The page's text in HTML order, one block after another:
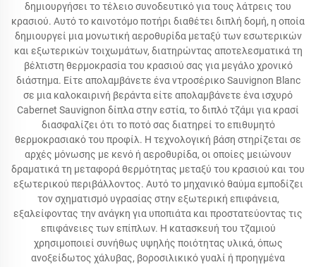
δημιουργήσει το τέλειο συνοδευτικό για τους λάτρεις του
κρασιού. Αυτό το καινοτόμο ποτήρι διαθέτει διπλή δομή, η οποία
δημιουργεί μια μονωτική αεροθυρίδα μεταξύ των εσωτερικών
και εξωτερικών τοιχωμάτων, διατηρώντας αποτελεσματικά τη
βέλτιστη θερμοκρασία του κρασιού σας για μεγάλο χρονικό
διάστημα. Είτε απολαμβάνετε ένα ντροσέρικο Sauvignon Blanc
σε μια καλοκαιρινή βεράντα είτε απολαμβάνετε ένα ισχυρό
Cabernet Sauvignon δίπλα στην εστία, το διπλό τζάμι για κρασί
διασφαλίζει ότι το ποτό σας διατηρεί το επιθυμητό
θερμοκρασιακό του προφίλ. Η τεχνολογική βάση στηρίζεται σε
αρχές μόνωσης με κενό ή αεροθυρίδα, οι οποίες μειώνουν
δραματικά τη μεταφορά θερμότητας μεταξύ του κρασιού και του
εξωτερικού περιβάλλοντος. Αυτό το μηχανικό θαύμα εμποδίζει
τον σχηματισμό υγρασίας στην εξωτερική επιφάνεια,
εξαλείφοντας την ανάγκη για υποπιάτα και προστατεύοντας τις
επιφάνειες των επίπλων. Η κατασκευή του τζαμιού
χρησιμοποιεί συνήθως υψηλής ποιότητας υλικά, όπως
ανοξείδωτος χάλυβας, βοροσιλικικό γυαλί ή προηγμένα